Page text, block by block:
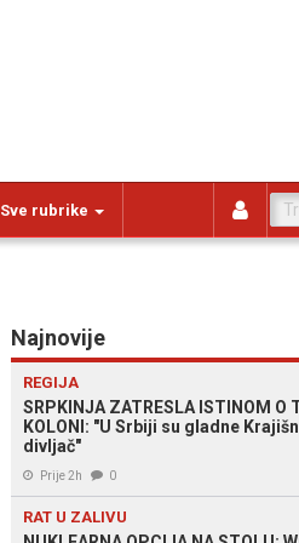
Sve rubrike
Najnovije
REGIJA
SRPKINJA ZATRESLA ISTINOM O
KOLONI: "U Srbiji su gladne
divljač"
Prije 2h 0
RAT U ZALIVU